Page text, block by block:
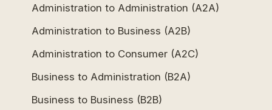
Administration to Administration (A2A)
Administration to Business (A2B)
Administration to Consumer (A2C)
Business to Administration (B2A)
Business to Business (B2B)